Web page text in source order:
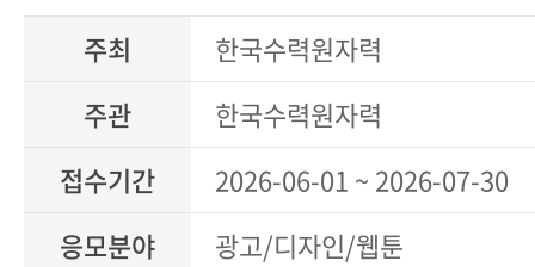
주최
한국수력원자력
주관
한국수력원자력
접수기간
2026-06-01 ~ 2026-07-30
응모분야
광고/디자인/웹툰